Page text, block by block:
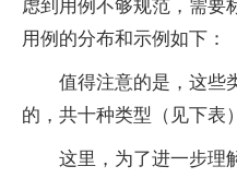
虑到用例不够规范，需要
用例的分布和示例如下：
值得注意的是，这些
的，共十种类型（见下表
这里，为了进一步理